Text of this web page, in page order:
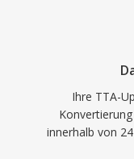
Ihre TTA-
innerhalb von